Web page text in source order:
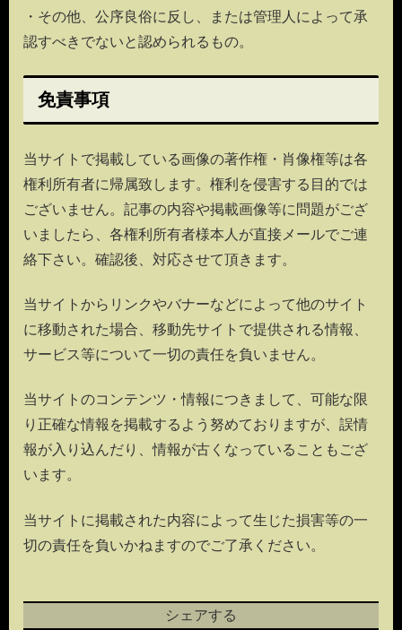
・その他、公序良俗に反し、または管理人によって承
認すべきでないと認められるもの。
免責事項
当サイトで掲載している画像の著作権・肖像権等は各
権利所有者に帰属致します。権利を侵害する目的では
ございません。記事の内容や掲載画像等に問題がござ
いましたら、各権利所有者様本人が直接メールでご連
絡下さい。確認後、対応させて頂きます。
当サイトからリンクやバナーなどによって他のサイト
に移動された場合、移動先サイトで提供される情報、
サービス等について一切の責任を負いません。
当サイトのコンテンツ・情報につきまして、可能な限
り正確な情報を掲載するよう努めておりますが、誤情
報が入り込んだり、情報が古くなっていることもござ
います。
当サイトに掲載された内容によって生じた損害等の一
切の責任を負いかねますのでご了承ください。
シェアする